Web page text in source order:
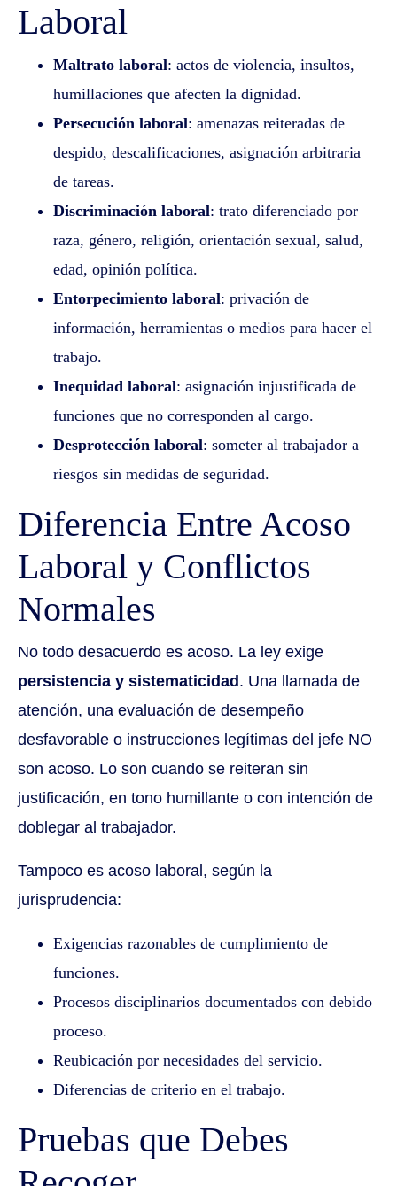
Laboral
Maltrato laboral: actos de violencia, insultos,
humillaciones que afecten la dignidad.
Persecución laboral: amenazas reiteradas de
despido, descalificaciones, asignación arbitraria
de tareas.
Discriminación laboral: trato diferenciado por
raza, género, religión, orientación sexual, salud,
edad, opinión política.
Entorpecimiento laboral: privación de
información, herramientas o medios para hacer el
trabajo.
Inequidad laboral: asignación injustificada de
funciones que no corresponden al cargo.
Desprotección laboral: someter al trabajador a
riesgos sin medidas de seguridad.
Diferencia Entre Acoso
Laboral y Conflictos
Normales
No todo desacuerdo es acoso. La ley exige
persistencia y sistematicidad. Una llamada de
atención, una evaluación de desempeño
desfavorable o instrucciones legítimas del jefe NO
son acoso. Lo son cuando se reiteran sin
justificación, en tono humillante o con intención de
doblegar al trabajador.
Tampoco es acoso laboral, según la
jurisprudencia:
Exigencias razonables de cumplimiento de
funciones.
Procesos disciplinarios documentados con debido
proceso.
Reubicación por necesidades del servicio.
Diferencias de criterio en el trabajo.
Pruebas que Debes